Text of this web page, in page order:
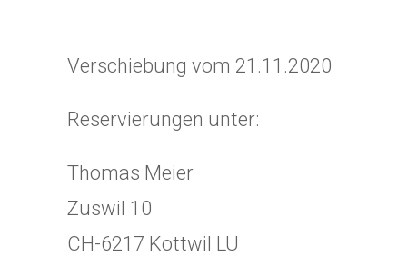
Verschiebung vom 21.11.2020
Reservierungen unter:
Thomas Meier
Zuswil 10
CH-6217 Kottwil LU